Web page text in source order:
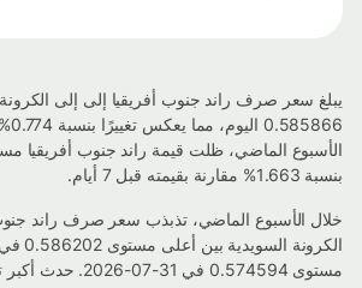
يبلغ سعر صرف راند جنوب أفريقيا إلى إلى الكرونة
الأسبوع الماضي، ظلت قيمة راند جنوب أفريقيا
بنسبة 1.663% مقارنة بقيمته قبل 7 أيام.
خلال الأسبوع الماضي، تذبذب سعر صرف راند
مستوى 0.574594 في